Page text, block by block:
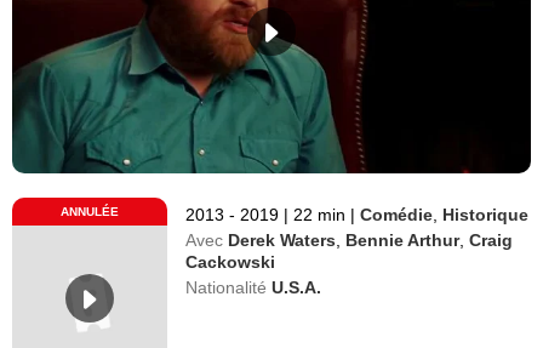
ANNULÉE 2013 - 2019 | 22 min | Comédie Historique
Avec Derek Waters Bennie Arthur,Craig
Cackowski
Nationalité U.S.A.